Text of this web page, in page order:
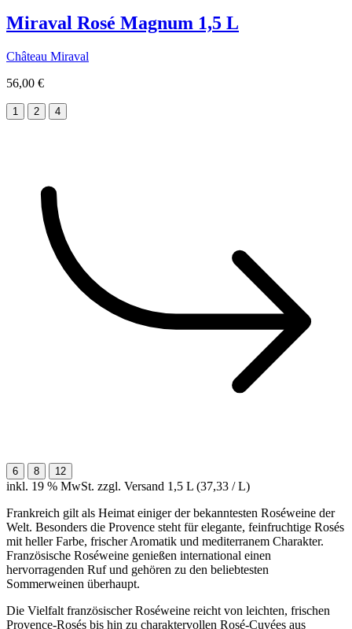
Miraval Rosé Magnum 1,5 L
Château Miraval
56,00 €
1 2 4
6 8 12
inkl. 19 % MwSt. zzgl. Versand 1,5 L (37,33 / L)
Frankreich gilt als Heimat einiger der bekanntesten Roséweine der
Welt. Besonders die Provence steht für elegante, feinfruchtige Rosés
mit heller Farbe, frischer Aromatik und mediterranem Charakter.
Französische Roséweine genießen international einen
hervorragenden Ruf und gehören zu den beliebtesten
Sommerweinen überhaupt.
Die Vielfalt französischer Roséweine reicht von leichten, frischen
Provence-Rosés bis hin zu charaktervollen Rosé-Cuvées aus